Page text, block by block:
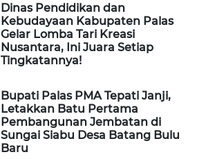
Dinas Pendidikan dan
Kebudayaan Kabupaten Palas
Gelar Lomba Tari Kreasi
Nusantara, Ini Juara Setiap
Tingkatannya!
Bupati Palas PMA Tepati Janji,
Letakkan Batu Pertama
Pembangunan Jembatan di
Sungai Siabu Desa Batang Bulu
Baru